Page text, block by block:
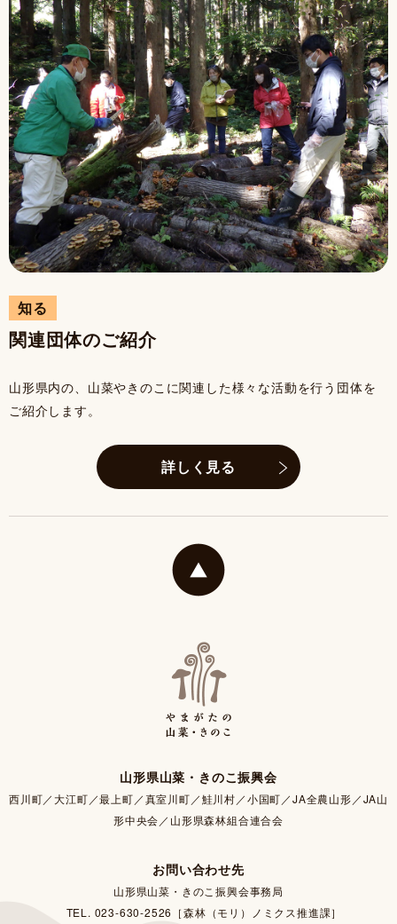
知る
関連団体のご紹介
山形県内の、山菜やきのこに関連した様々な活動を行う団体を
ご紹介します。
詳しく見る
山形県山菜・きのこ振興会
西川町／大江町／最上町／真室川町／鮭川村／小国町／JA全農山形／JA山
形中央会／山形県森林組合連合会
お問い合わせ先
山形県山菜・きのこ振興会事務局
TEL. 023-630-2526［森林（モリ）ノミクス推進課］